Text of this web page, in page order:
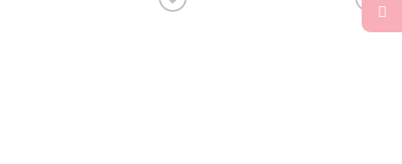
Add to
wishlist